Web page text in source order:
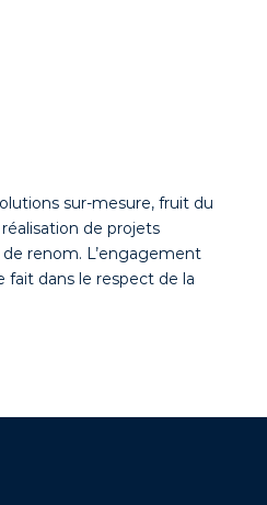
sur-mesure, fruit du
de projets
renom. L’engagement
fait dans le respect de la